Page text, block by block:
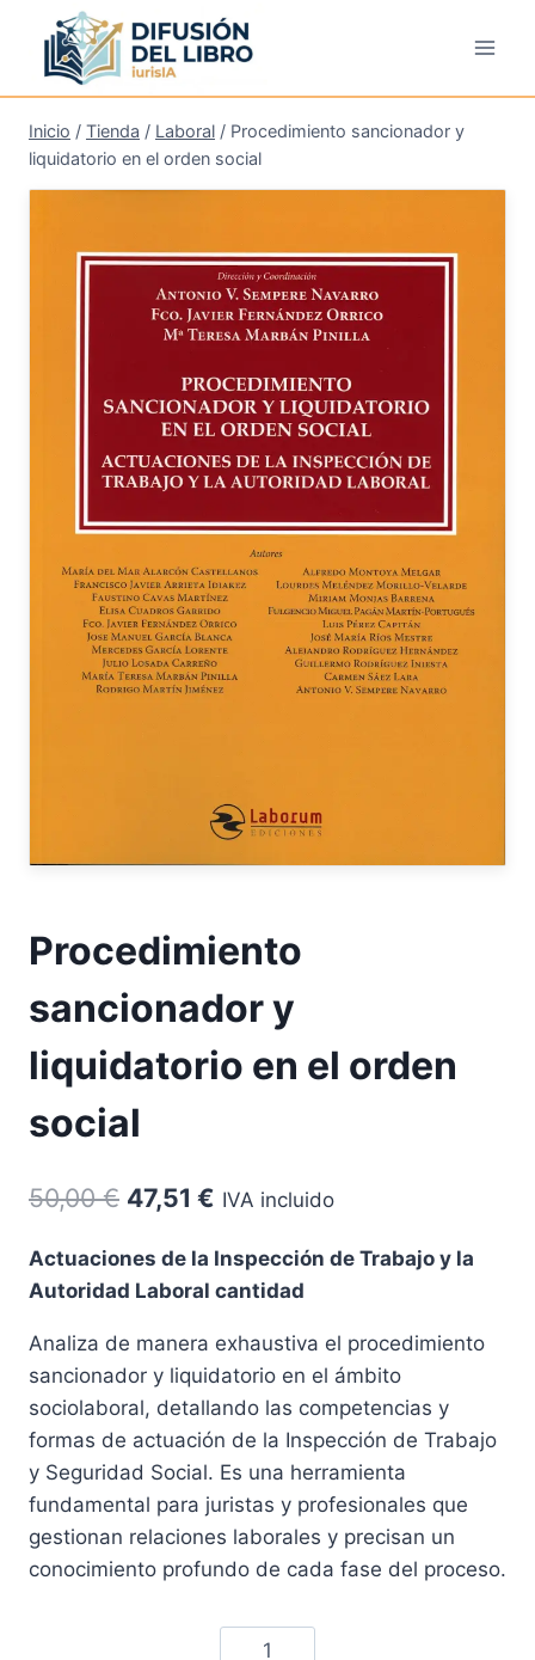
contenido
Inicio / Tienda / Laboral / Procedimiento sancionador y
liquidatorio en el orden social
Procedimiento
sancionador y
liquidatorio en el orden
social
50,00€ El
original
50,00 €.
47,51 € El
actual
47,51 €.
IVA incluido
Actuaciones de la Inspección de Trabajo y la
Autoridad Laboral cantidad
Analiza de manera exhaustiva el procedimiento
sancionador y liquidatorio en el ámbito
sociolaboral, detallando las competencias y
formas de actuación de la Inspección de Trabajo
y Seguridad Social. Es una herramienta
fundamental para juristas y profesionales que
gestionan relaciones laborales y precisan un
conocimiento profundo de cada fase del proceso.
Procedimiento